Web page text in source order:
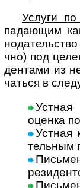
Услуги
пада­ю­щим
чно) под
ден­тами из
чаться в
Устная
оценка
Устная
тель­ным